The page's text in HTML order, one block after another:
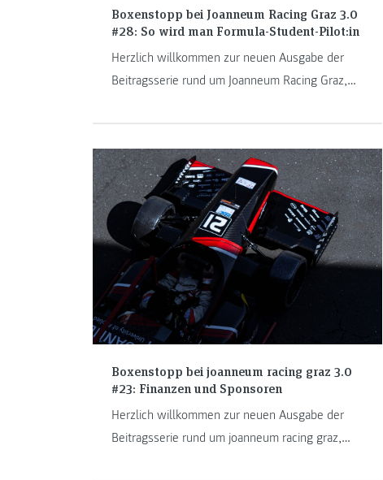
Boxenstopp bei Joanneum Racing Graz 3.0
#28: So wird man Formula-Student-Pilot:in
Herzlich willkommen zur neuen Ausgabe der
Beitragsserie rund um Joanneum Racing Graz,
ersten Ausfahrt. Doch wer wird hinter dem
Steuer des ersten Elektro-Boliden sitzen?
Benjamin Gahleitner, Johannes Pieber und
Philipp Enzinger berichten von der heurigen
Fahrer:innenauswahl und dem Alltag eines/einer
Formula-Student-Pilot:in.
Boxenstopp bei joanneum racing graz 3.0
#23: Finanzen und Sponsoren
Herzlich willkommen zur neuen Ausgabe der
Beitragsserie rund um joanneum racing graz,